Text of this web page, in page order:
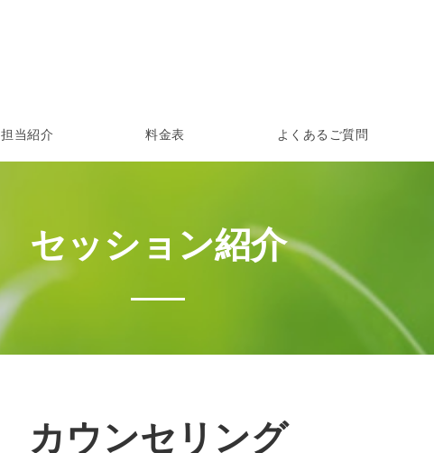
担当紹介 料金表 よくあるご質問
セッション紹介
カウンセリング